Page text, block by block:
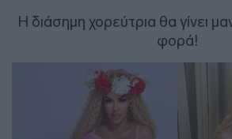
Η διάσημη χορεύτρια θα γίνει
φορά!